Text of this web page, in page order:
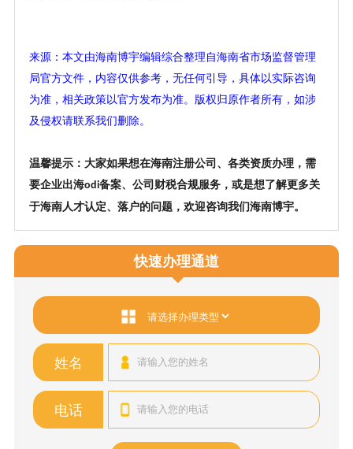
来源：本文由海南博宇编辑综合整理自海南省市场监督管理
局官方文件，内容仅供参考，无任何引导，具体以实际咨询
为准，相关政策以官方发布为准。版权归原作者所有，如涉
及侵权请联系我们删除。
温馨提示：大家如果想在海南注册公司、各类资质办理，需
要企业出海odi备案、公司财税合规服务，或是想了解更多关
于海南人才认定、落户的问题，欢迎咨询我们海南博宇。
快速办理通道
姓名
电话